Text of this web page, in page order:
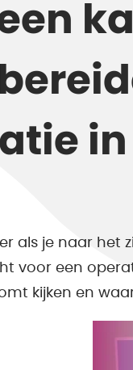
als je naar het
voor een
kijken en